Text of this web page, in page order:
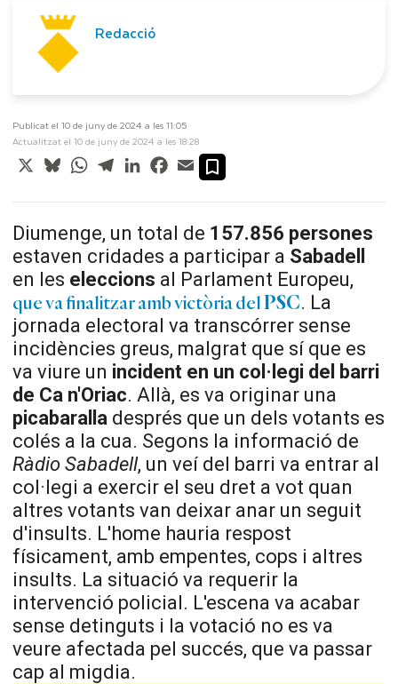
Redacció
Publicat el 10 de juny de 2024 a les 11:05
Actualitzat el 10 de juny de 2024 a les 18:28
X BlueskyWhatsApp
TelegramLinkedInFacebook
Email
Diumenge, un total de 157.856 persones
estaven cridades a participar a Sabadell
en les eleccions al Parlament Europeu,
que va finalitzar amb victòria delPSC. La
jornada electoral va transcórrer sense
incidències greus, malgrat que sí que es
va viure un incident en un col·legi del barri
de Ca n'Oriac. Allà, es va originar una
picabaralla després que un dels votants es
colés a la cua. Segons la informació de
Ràdio Sabadell, un veí del barri va entrar al
col·legi a exercir el seu dret a vot quan
altres votants van deixar anar un seguit
d'insults. L'home hauria respost
físicament, amb empentes, cops i altres
insults. La situació va requerir la
intervenció policial. L'escena va acabar
sense detinguts i la votació no es va
veure afectada pel succés, que va passar
cap al migdia.